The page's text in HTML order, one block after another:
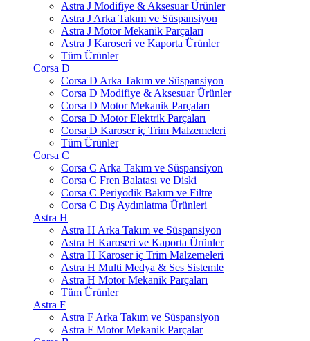
Astra J Modifiye & Aksesuar Ürünler
Astra J Arka Takım ve Süspansiyon
Astra J Motor Mekanik Parçaları
Astra J Karoseri ve Kaporta Ürünler
Tüm Ürünler
Corsa D
Corsa D Arka Takım ve Süspansiyon
Corsa D Modifiye & Aksesuar Ürünler
Corsa D Motor Mekanik Parçaları
Corsa D Motor Elektrik Parçaları
Corsa D Karoser iç Trim Malzemeleri
Tüm Ürünler
Corsa C
Corsa C Arka Takım ve Süspansiyon
Corsa C Fren Balatası ve Diski
Corsa C Periyodik Bakım ve Filtre
Corsa C Dış Aydınlatma Ürünleri
Astra H
Astra H Arka Takım ve Süspansiyon
Astra H Karoseri ve Kaporta Ürünler
Astra H Karoser iç Trim Malzemeleri
Astra H Multi Medya & Ses Sistemle
Astra H Motor Mekanik Parçaları
Tüm Ürünler
Astra F
Astra F Arka Takım ve Süspansiyon
Astra F Motor Mekanik Parçalar